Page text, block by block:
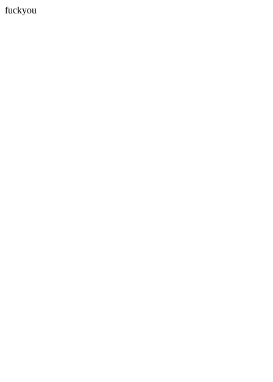
fuckyou